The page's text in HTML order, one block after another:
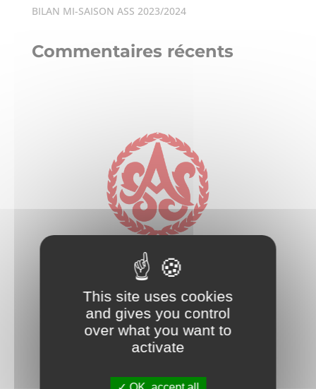
BILAN MI-SAISON ASS 2023/2024
Commentaires récents
L'ASS remercie ses
partenaires
Soutenir l'ASS
This site uses cookies
and gives you control
over what you want to
activate